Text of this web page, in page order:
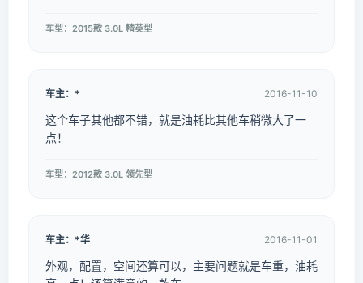
车型：2015款 3.0L 精英型
车主：* 2016-11-10
这个车子其他都不错，就是油耗比其他车稍微大了一
点！
车型：2012款 3.0L 领先型
车主：*华 2016-11-01
外观，配置，空间还算可以，主要问题就是车重，油耗